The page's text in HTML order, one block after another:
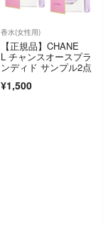
香水(女性用)
【正規品】CHANE
L チャンスオースプラ
ンディド サンプル2点
¥1,500